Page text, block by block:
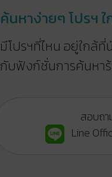
ค้นหาง่ายๆ โปรฯ
มีโปรฯที่ไหน อยู่ใกล้ที่
กับฟังก์ชั่นการค้นหา
สอบถา
Line